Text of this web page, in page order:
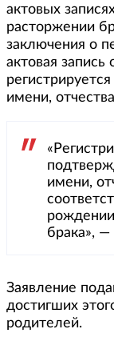
актовых
расторжении
заключения о
актовая
имени,
имени,
брака»,
Заявление
достигших
родителей.